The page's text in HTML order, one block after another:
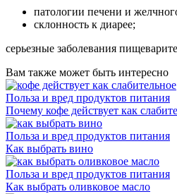
патологии печени и
склонность к диарее;
серьезные заболевания
Вам также может быть интересно
Польза и вред продуктов питания
Почему кофе действует как
Польза и вред продуктов питания
Как выбрать вино
Польза и вред продуктов питания
Как выбрать оливковое масло